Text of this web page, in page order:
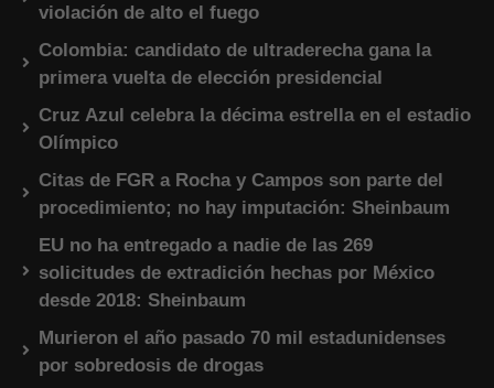
violación de alto el fuego
Colombia: candidato de ultraderecha gana la
primera vuelta de elección presidencial
Cruz Azul celebra la décima estrella en el estadio
Olímpico
Citas de FGR a Rocha y Campos son parte del
procedimiento; no hay imputación: Sheinbaum
EU no ha entregado a nadie de las 269
solicitudes de extradición hechas por México
desde 2018: Sheinbaum
Murieron el año pasado 70 mil estadunidenses
por sobredosis de drogas